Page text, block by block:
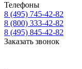
Телефоны
8 (495) 745-42-82
8 (800) 333-42-82
8 (495) 845-42-82
Заказать звонок